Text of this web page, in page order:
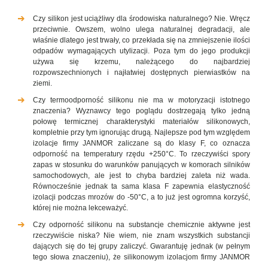
Czy silikon jest uciążliwy dla środowiska naturalnego? Nie. Wręcz
przeciwnie. Owszem, wolno ulega naturalnej degradacji, ale
właśnie dlatego jest trwały, co przekłada się na zmniejszenie ilości
odpadów wymagających utylizacji. Poza tym do jego produkcji
używa się krzemu, należącego do najbardziej
rozpowszechnionych i najłatwiej dostępnych pierwiastków na
ziemi.
Czy termoodporność silikonu nie ma w motoryzacji istotnego
znaczenia? Wyznawcy tego poglądu dostrzegają tylko jedną
połowę termicznej charakterystyki materiałów silikonowych,
kompletnie przy tym ignorując drugą. Najlepsze pod tym względem
izolacje firmy JANMOR zaliczane są do klasy F, co oznacza
odporność na temperatury rzędu +250°C. To rzeczywiści spory
zapas w stosunku do warunków panujących w komorach silników
samochodowych, ale jest to chyba bardziej zaleta niż wada.
Równocześnie jednak ta sama klasa F zapewnia elastyczność
izolacji podczas mrozów do -50°C, a to już jest ogromna korzyść,
której nie można lekceważyć.
Czy odporność silikonu na substancje chemicznie aktywne jest
rzeczywiście niska? Nie wiem, nie znam wszystkich substancji
dających się do tej grupy zaliczyć. Gwarantuję jednak (w pełnym
tego słowa znaczeniu), że silikonowym izolacjom firmy JANMOR